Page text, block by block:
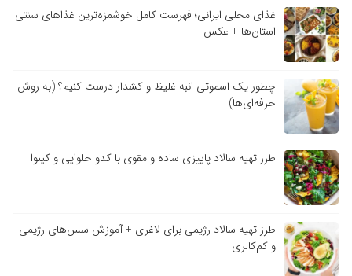
غذای محلی ایرانی؛ فهرست کامل خوشمزه‌ترین غذاهای سنتی
استان‌ها + عکس
چطور یک اسموتی انبه غلیظ و کشدار درست کنیم؟ (به روش
حرفه‌ای‌ها)
طرز تهیه سالاد پاییزی ساده و مقوی با کدو حلوایی و کینوا
طرز تهیه سالاد رژیمی برای لاغری + آموزش سس‌های رژیمی
و کم‌کالری